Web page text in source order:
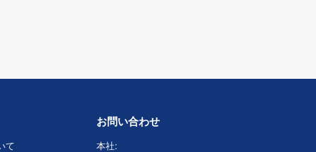
て
お問い合わせ
本社: